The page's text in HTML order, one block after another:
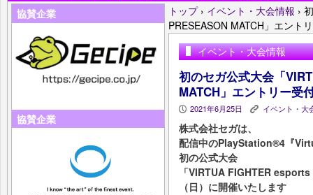
協賛企業
協賛企業
トップ › イベント・大会情報 ›
PRESEASON MATCH」エント
イベント・大会情報
初のセガ公式大会「
MATCH」エントリー受
P 2021年6月25日 K イベント・大
株式会社セガは、
配信中のPlayStation®4『
初の公式大会
「VIRTUA FIGHTER
（日）に開催いたします